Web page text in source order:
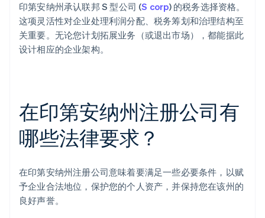
印第安纳州承认联邦 S 型公司 (S corp) 的税务选择资格。
这项灵活性对企业处理利润分配、税务筹划和治理结构至
关重要。无论您计划拓展业务（或退出市场），都能据此
设计相应的企业架构。
在印第安纳州注册公司有
哪些法律要求？
在印第安纳州注册公司意味着要满足一些必要条件，以赋
予企业合法地位，保护您的个人资产，并保持您在该州的
良好声誉。